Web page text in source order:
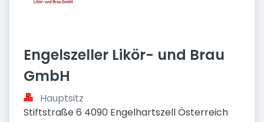
Engelszeller Likör- und Brau
GmbH
Hauptsitz
Stiftstraße 6 4090 Engelhartszell Österreich